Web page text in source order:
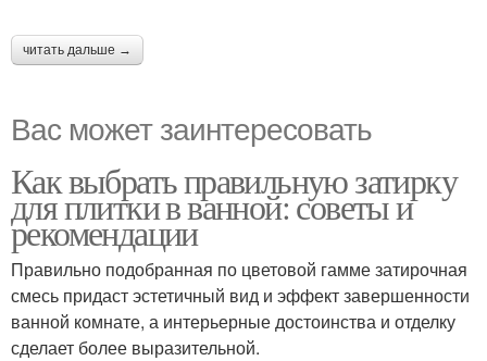
читать дальше →
Вас может заинтересовать
Как выбрать правильную затирку
для плитки в ванной: советы и
рекомендации
Правильно подобранная по цветовой гамме затирочная
смесь придаст эстетичный вид и эффект завершенности
ванной комнате, а интерьерные достоинства и отделку
сделает более выразительной.